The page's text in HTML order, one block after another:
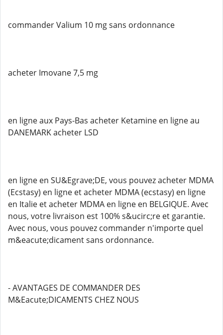
commander Valium 10 mg sans ordonnance
acheter Imovane 7,5 mg
en ligne aux Pays-Bas acheter Ketamine en ligne au
DANEMARK acheter LSD
en ligne en SU&Egrave;DE, vous pouvez acheter MDMA
(Ecstasy) en ligne et acheter MDMA (ecstasy) en ligne
en Italie et acheter MDMA en ligne en BELGIQUE. Avec
nous, votre livraison est 100% s&ucirc;re et garantie.
Avec nous, vous pouvez commander n'importe quel
m&eacute;dicament sans ordonnance.
- AVANTAGES DE COMMANDER DES
M&Eacute;DICAMENTS CHEZ NOUS